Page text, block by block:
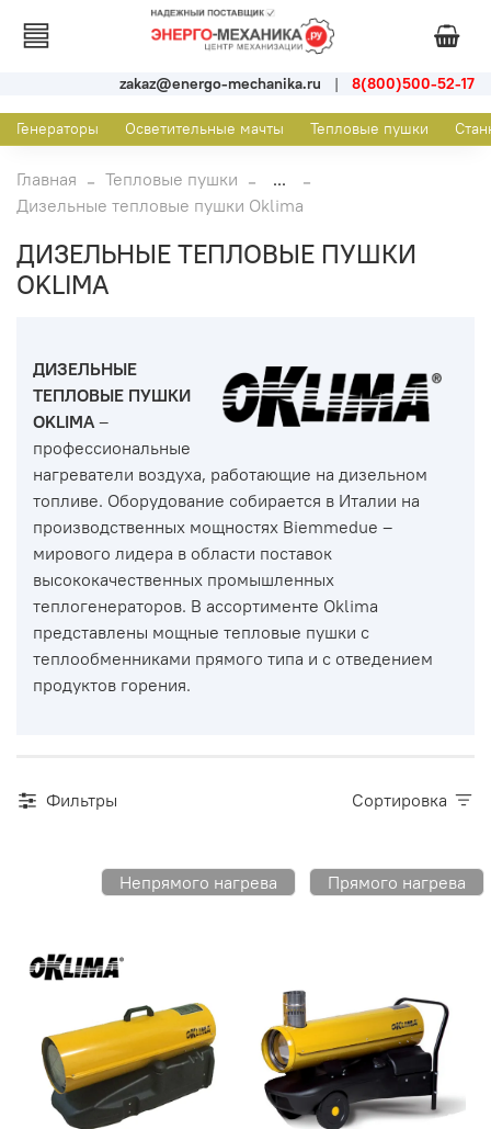
zakaz@energo-mechanika.ru | 8(800)500-52-17
Генераторы Осветительные мачты Тепловые пушки
Главная Тепловые пушки
...
Дизельные тепловые пушки Oklima
ДИЗЕЛЬНЫЕ ТЕПЛОВЫЕ ПУШКИ
OKLIMA
ДИЗЕЛЬНЫЕ
ТЕПЛОВЫЕ ПУШКИ
OKLIMA–
профессиональные
нагреватели воздуха, работающие на дизельном
топливе. Оборудование собирается в Италии на
производственных мощностях Biemmedue –
мирового лидера в области поставок
высококачественных промышленных
теплогенераторов. В ассортименте Oklima
представлены мощные тепловые пушки с
теплообменниками прямого типа и с отведением
продуктов горения.
Фильтры Сортировка
Непрямого нагрева Прямого нагрева